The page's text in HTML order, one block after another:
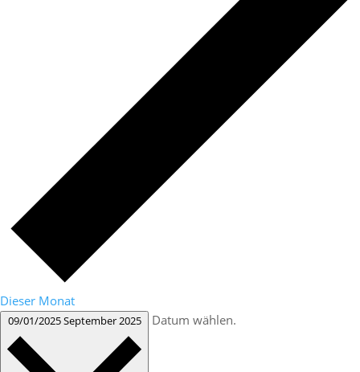
Dieser Monat
09/01/2025September 2025 Datum wählen.